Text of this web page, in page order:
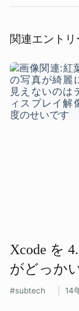
関連エント
Xcode を​
が​どっか​
subtech 14